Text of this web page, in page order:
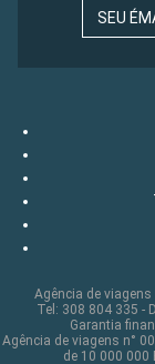
SEU
Agência de viagens
Tel: 308 804 335 -
Garantia
Agência de viagens n°
de 10 000 000